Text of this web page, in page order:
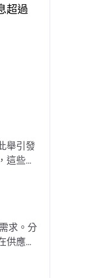
超過
舉引發
這些因
較高
求。分
供應受